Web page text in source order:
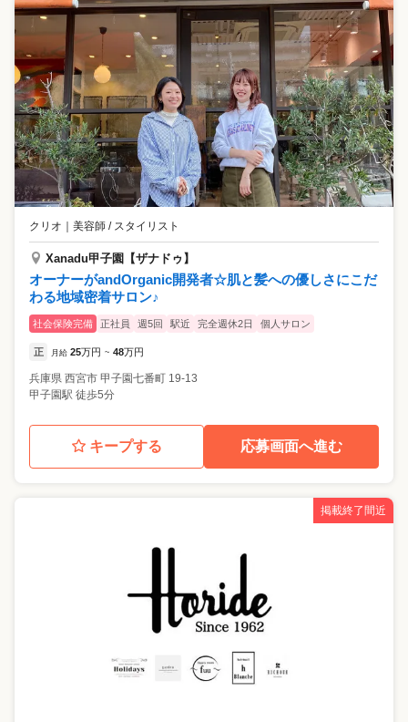
クリオ 美容師 / スタイリスト
Xanadu甲子園【ザナドゥ】
オーナーがandOrganic開発者☆肌と髪への優しさにこだ
わる地域密着サロン♪
社会保険完備 正社員 週5回 駅近 完全週休2日 個人サロン
正 月給 25万円 ~ 48万円
兵庫県 西宮市 甲子園七番町 19-13
甲子園駅 徒歩5分
キープする 応募画面へ進む
掲載終了間近